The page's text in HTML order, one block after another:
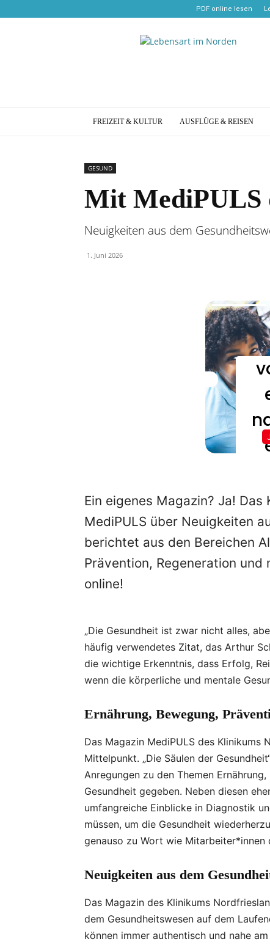
PDF online lesen
Lebensart
FREIZEIT & KULTUR AUSFLÜGE & REISEN
GESUND
Mit MediPULS
Neuigkeiten aus dem
1. Juni 2026
Ein eigenes Magazin? Ja!
MediPULS über Neuigkeiten
berichtet aus den Bereichen
Prävention, Regeneration und
online!
„Die Gesundheit ist zwar nicht alles,
häufig verwendetes Zitat, das Arthur
die wichtige Erkenntnis, dass Erfolg,
wenn die körperliche und mentale
Ernährung, Bewegung,
Das Magazin MediPULS des
Mittelpunkt. „Die Säulen der
Anregungen zu den Themen
Gesundheit gegeben. Neben diesen
umfangreiche Einblicke in Diagnostik
müssen, um die Gesundheit
genauso zu Wort wie Mitarbeiter*innen
Neuigkeiten aus dem
Das Magazin des Klinikums
dem Gesundheitswesen auf dem
können immer authentisch und nahe